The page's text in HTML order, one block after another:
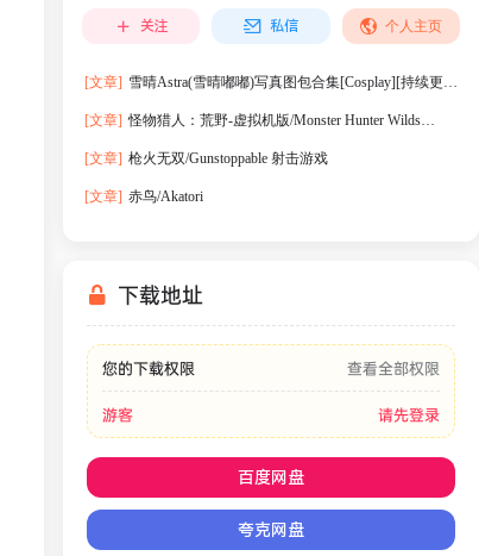
关注 私信 个人主页
[文章] 雪晴Astra(雪晴嘟嘟)写真图包合集[Cosplay][持续更
[文章] 怪物猎人：荒野-虚拟机版/Monster Hunter Wilds
[文章] 枪火无双/Gunstoppable 射击游戏
[文章] 赤鸟/Akatori
下载地址
您的下载权限 查看全部权限
游客 请先登录
百度网盘
夸克网盘